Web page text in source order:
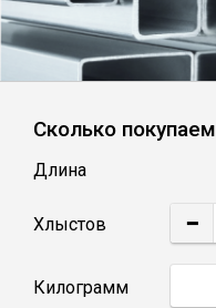
Швеллер
Квадрат
Полоса
Катанка
Сколько покупаем
Длина
Хлыстов −
Килограмм